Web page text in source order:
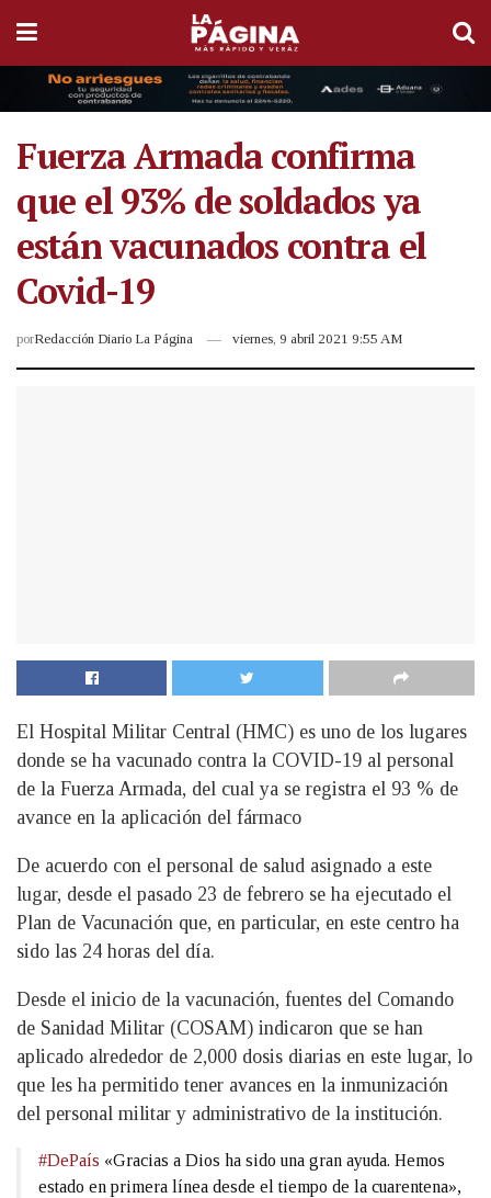
Fuerza Armada confirma
que el 93% de soldados ya
están vacunados contra el
Covid-19
porRedacción Diario La Página viernes, 9 abril 2021 9:55 AM
El Hospital Militar Central (HMC) es uno de los lugares
donde se ha vacunado contra la COVID-19 al personal
de la Fuerza Armada, del cual ya se registra el 93 % de
avance en la aplicación del fármaco
De acuerdo con el personal de salud asignado a este
lugar, desde el pasado 23 de febrero se ha ejecutado el
Plan de Vacunación que, en particular, en este centro ha
sido las 24 horas del día.
Desde el inicio de la vacunación, fuentes del Comando
de Sanidad Militar (COSAM) indicaron que se han
aplicado alrededor de 2,000 dosis diarias en este lugar, lo
que les ha permitido tener avances en la inmunización
del personal militar y administrativo de la institución.
#DePaís «Gracias a Dios ha sido una gran ayuda. Hemos
estado en primera línea desde el tiempo de la cuarentena»,